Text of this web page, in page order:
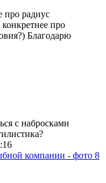
про радиус
про
Благодарю
с набросками